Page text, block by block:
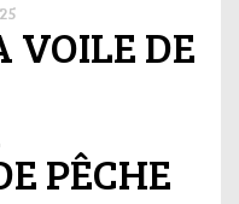
VOILE DE
PÊCHE